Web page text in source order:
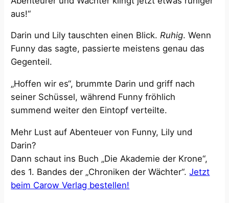
aus!“
Darin und Lily tauschten einen Blick.Ruhig. Wenn
Funny das sagte, passierte meistens genau das
Gegenteil.
„Hoffen wir es“, brummte Darin und griff nach
seiner Schüssel, während Funny fröhlich
summend weiter den Eintopf verteilte.
Mehr Lust auf Abenteuer von Funny, Lily und
Darin?
Dann schaut ins Buch „Die Akademie der Krone“,
des 1. Bandes der „Chroniken der Wächter“.Jetzt
beim Carow Verlag bestellen!